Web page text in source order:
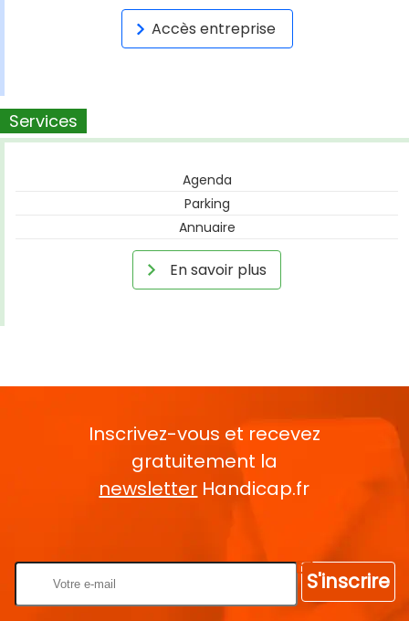
Accès entreprise
Services
Agenda
Parking
Annuaire
En savoir plus
Inscrivez-vous et recevez
gratuitement la
newsletter Handicap.fr
S'inscrire